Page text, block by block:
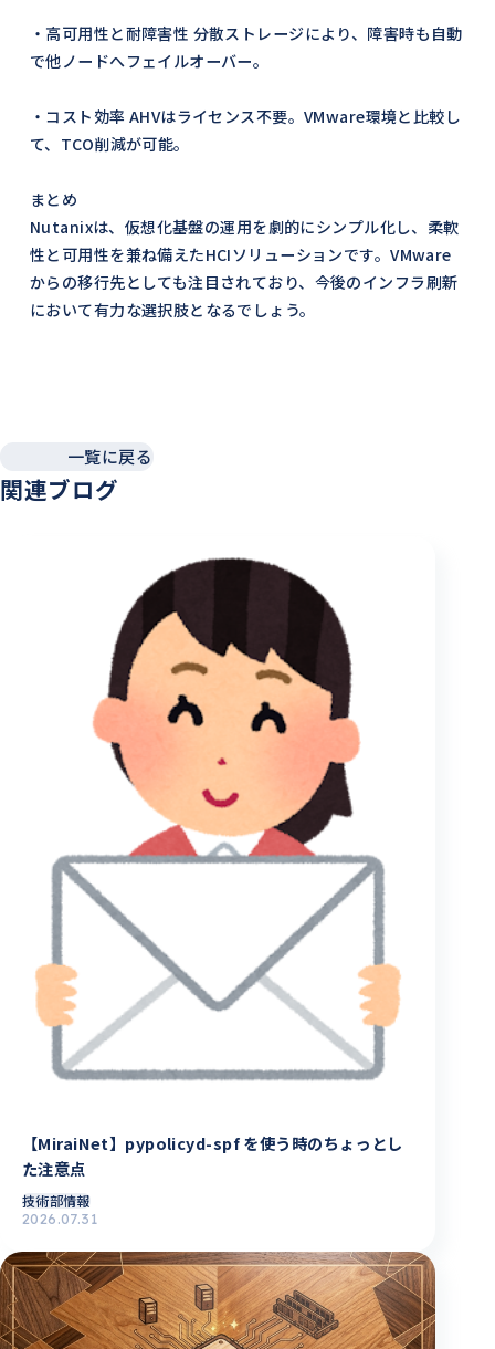
・高可用性と耐障害性 分散ストレージにより、障害時も自動
で他ノードへフェイルオーバー。
・コスト効率 AHVはライセンス不要。VMware環境と比較し
て、TCO削減が可能。
まとめ
Nutanixは、仮想化基盤の運用を劇的にシンプル化し、柔軟
性と可用性を兼ね備えたHCIソリューションです。VMware
からの移行先としても注目されており、今後のインフラ刷新
において有力な選択肢となるでしょう。
一覧に戻る
関連ブログ
【MiraiNet】pypolicyd-spf を使う時のちょっとし
た注意点
技術部情報
2026.07.31